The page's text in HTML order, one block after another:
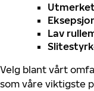
Lav
Velg blant vårt
som våre viktigste